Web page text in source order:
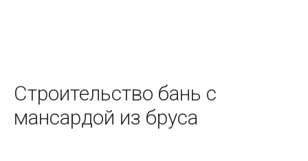
Строительство бань с
мансардой из бруса